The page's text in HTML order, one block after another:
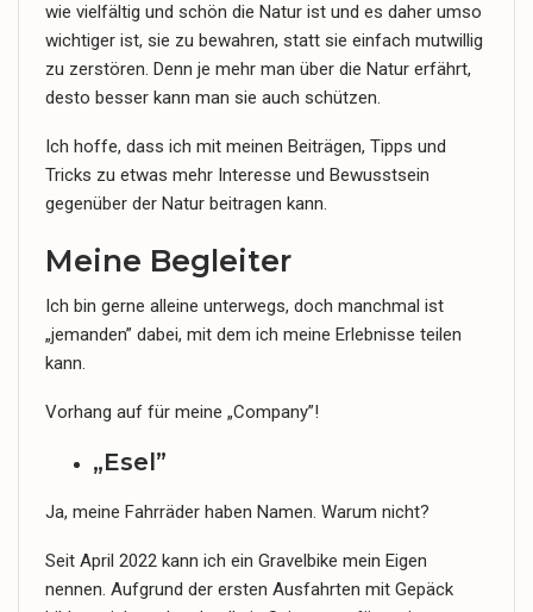
wie vielfältig und schön die Natur ist und es daher umso
wichtiger ist, sie zu bewahren, statt sie einfach mutwillig
zu zerstören. Denn je mehr man über die Natur erfährt,
desto besser kann man sie auch schützen.
Ich hoffe, dass ich mit meinen Beiträgen, Tipps und
Tricks zu etwas mehr Interesse und Bewusstsein
gegenüber der Natur beitragen kann.
Meine Begleiter
Ich bin gerne alleine unterwegs, doch manchmal ist
„jemanden” dabei, mit dem ich meine Erlebnisse teilen
kann.
Vorhang auf für meine „Company”!
„Esel”
Ja, meine Fahrräder haben Namen. Warum nicht?
Seit April 2022 kann ich ein Gravelbike mein Eigen
nennen. Aufgrund der ersten Ausfahrten mit Gepäck